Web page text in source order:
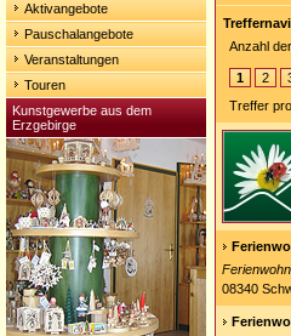
Aktivangebote
Pauschalangebote
Veranstaltungen
Touren
Kunstgewerbe aus dem
Erzgebirge
Anzahl
1 2
Treffer
08340